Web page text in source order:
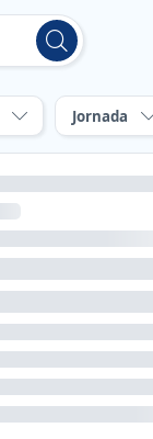
Jornada